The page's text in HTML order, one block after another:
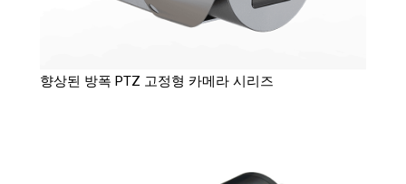
향상된 방폭 PTZ 고정형 카메라 시리즈